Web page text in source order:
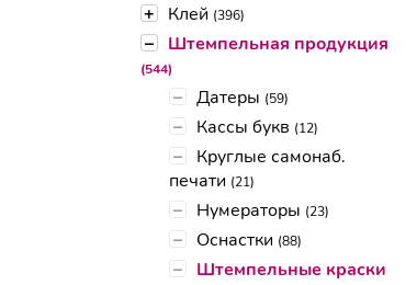
+ Клей (396)
– Штемпельная продукция
(544)
– Датеры (59)
– Кассы букв (12)
–
Круглые самонаб.
печати (21)
– Нумераторы (23)
– Оснастки (88)
– Штемпельные краски